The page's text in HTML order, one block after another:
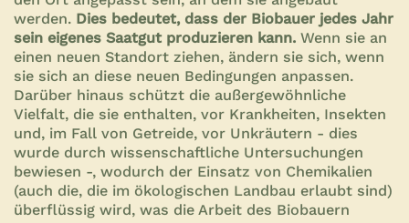
werden. Dies bedeutet, dass der Biobauer jedes Jahr
sein eigenes Saatgut produzieren kann. Wenn sie an
einen neuen Standort ziehen, ändern sie sich, wenn
sie sich an diese neuen Bedingungen anpassen.
Darüber hinaus schützt die außergewöhnliche
Vielfalt, die sie enthalten, vor Krankheiten, Insekten
und, im Fall von Getreide, vor Unkräutern - dies
wurde durch wissenschaftliche Untersuchungen
bewiesen -, wodurch der Einsatz von Chemikalien
(auch die, die im ökologischen Landbau erlaubt sind)
überflüssig wird, was die Arbeit des Biobauern